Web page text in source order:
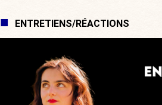
ENTRETIENS/RÉACTIONS